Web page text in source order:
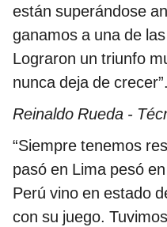
están superándose
ganamos a una de
Lograron un triunfo
nunca deja de crecer”.
Reinaldo Rueda -
“Siempre tenemos
pasó en Lima pesó
Perú vino en estado
con su juego.